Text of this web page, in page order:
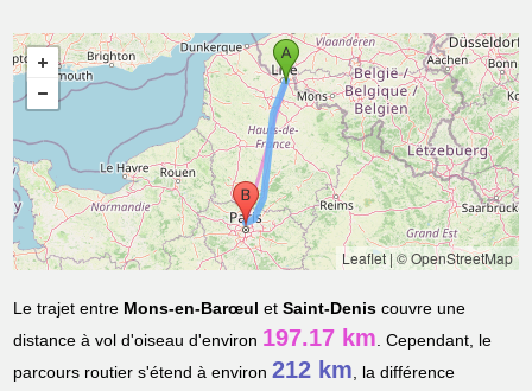
Leaflet|© OpenStreetMap
Le trajet entre Mons-en-Barœul etSaint-Denis couvre une
distance à vol d'oiseau d'environ 197.17 km. Cependant, le
parcours routier s'étend à environ212 km, la différence